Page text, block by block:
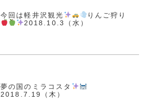
今回は軽井沢観光
りんご狩り
2018.10.3（水）
夢の国のミラコスタ
2018.7.19（木）